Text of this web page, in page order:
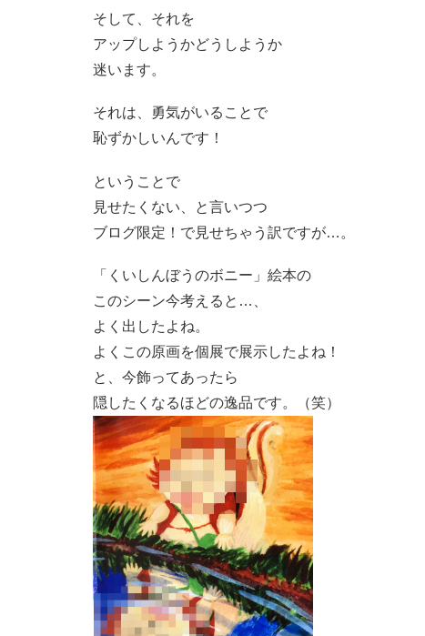
そして、それを
アップしようかどうしようか
迷います。
それは、勇気がいることで
恥ずかしいんです！
ということで
見せたくない、と言いつつ
ブログ限定！で見せちゃう訳ですが…。
「くいしんぼうのボニー」絵本の
このシーン今考えると…、
よく出したよね。
よくこの原画を個展で展示したよね！
と、今飾ってあったら
隠したくなるほどの逸品です。（笑）